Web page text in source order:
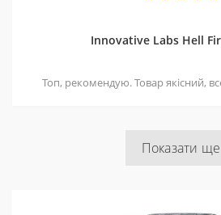
Innovative Labs Hell
Топ, рекомендую. Товар якісний,
Показати ще